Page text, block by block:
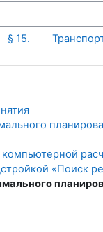
§ 15.
«Поиск